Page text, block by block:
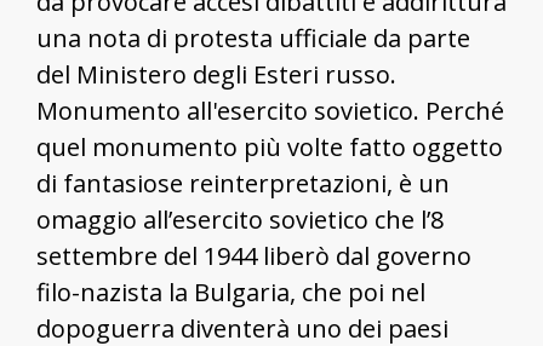
una nota di protesta ufficiale da parte
del Ministero degli Esteri russo.
Monumento all'esercito sovietico. Perché
quel monumento più volte fatto oggetto
di fantasiose reinterpretazioni, è un
omaggio all’esercito sovietico che l’8
settembre del 1944 liberò dal governo
filo-nazista la Bulgaria, che poi nel
dopoguerra diventerà uno dei paesi